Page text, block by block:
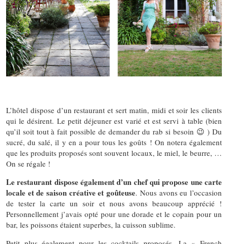
L’hôtel dispose d’un restaurant et sert matin, midi et soir les clients
qui le désirent. Le petit déjeuner est varié et est servi à table (bien
qu’il soit tout à fait possible de demander du rab si besoin 😉 ) Du
sucré, du salé, il y en a pour tous les goûts ! On notera également
que les produits proposés sont souvent locaux, le miel, le beurre, …
On se régale !
Le restaurant dispose également d’un chef qui propose une carte
locale et de saison créative et goûteuse. Nous avons eu l’occasion
de tester la carte un soir et nous avons beaucoup apprécié !
Personnellement j’avais opté pour une dorade et le copain pour un
bar, les poissons étaient superbes, la cuisson sublime.